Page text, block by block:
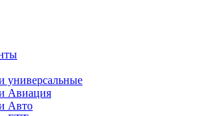
универсальные
Авиация
Авто